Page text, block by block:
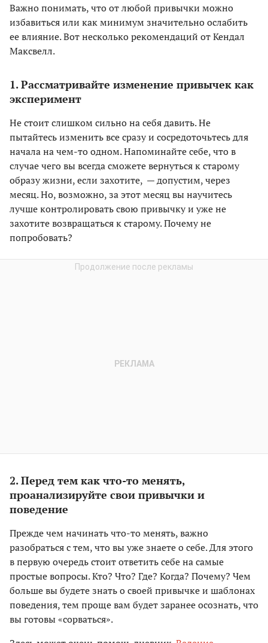
Важно понимать, что от любой привычки можно
избавиться или как минимум значительно ослабить
ее влияние. Вот несколько рекомендаций от Кендал
Максвелл.
1. Рассматривайте изменение привычек как
эксперимент
Не стоит слишком сильно на себя давить. Не
пытайтесь изменить все сразу и сосредоточьтесь для
начала на чем-то одном. Напоминайте себе, что в
случае чего вы всегда сможете вернуться к старому
образу жизни, если захотите, — допустим, через
месяц. Но, возможно, за этот месяц вы научитесь
лучше контролировать свою привычку и уже не
захотите возвращаться к старому. Почему не
попробовать?
2. Перед тем как что-то менять,
проанализируйте свои привычки и
поведение
Прежде чем начинать что-то менять, важно
разобраться с тем, что вы уже знаете о себе. Для этого
в первую очередь стоит ответить себе на самые
простые вопросы. Кто? Что? Где? Когда? Почему? Чем
больше вы будете знать о своей привычке и шаблонах
поведения, тем проще вам будет заранее осознать, что
вы готовы «сорваться».